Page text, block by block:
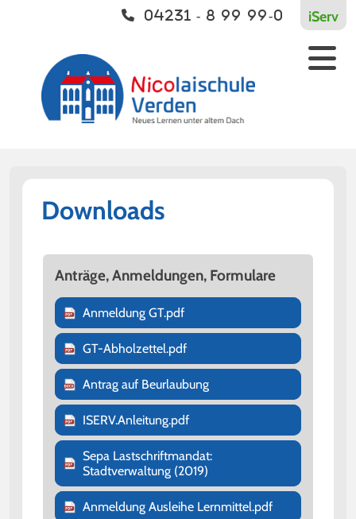
iServ
04231 - 8 99 99-0
Downloads
Anträge, Anmeldungen, Formulare
Anmeldung GT.pdf
GT-Abholzettel.pdf
Antrag auf Beurlaubung
ISERV.Anleitung.pdf
Sepa Lastschriftmandat:
Stadtverwaltung (2019)
Anmeldung Ausleihe Lernmittel.pdf
Schulleben
Aktuelles
Einschulung
Sport
Streitschlichtung
Soziale Arbeit
Begabungsförderung
Vernetzt
Europaschule
Bildungsverbund
Kontakt
Kontakt